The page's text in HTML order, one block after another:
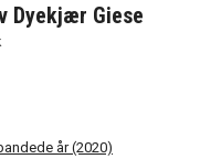
Dyekjær Giese
år (2020)